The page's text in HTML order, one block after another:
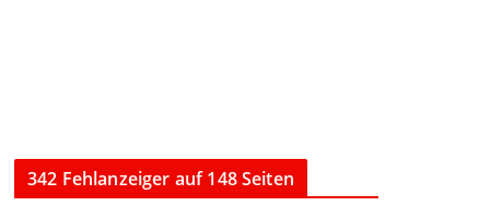
342 Fehlanzeiger auf 148 Seiten